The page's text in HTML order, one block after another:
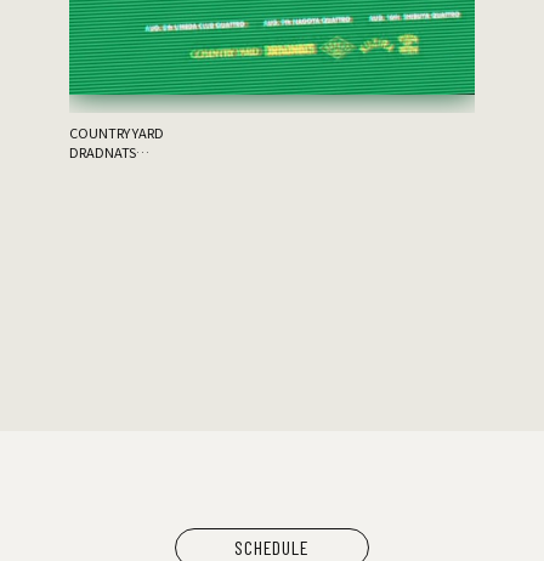
COUNTRY YARD
DRADNATS
SCHEDULE